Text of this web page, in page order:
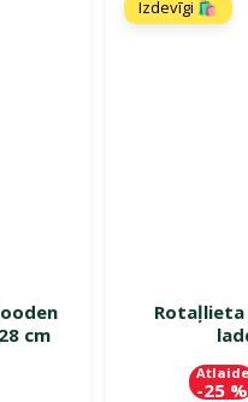
cm
Rotaļlieta
Atlaide
-25 %
Izdevīgi 🛍️